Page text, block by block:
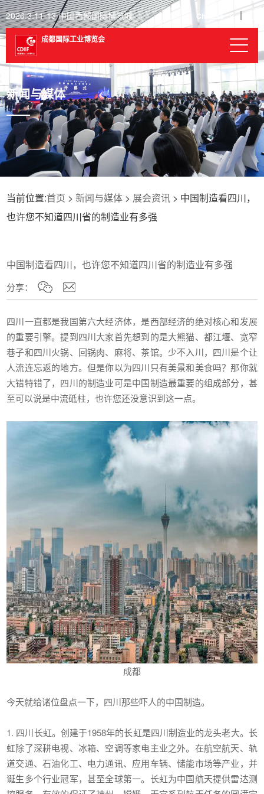
2026.3.11-13 中国西部国际博览城 Chinese
成都国际工业博览会
新闻与媒体
当前位置:首页 >新闻与媒体 > 展会资讯 > 中国制造看四川，
也许您不知道四川省的制造业有多强
中国制造看四川，也许您不知道四川省的制造业有多强
分享：
四川一直都是我国第六大经济体，是西部经济的绝对核心和发展
的重要引擎。提到四川大家首先想到的是大熊猫、都江堰、宽窄
巷子和四川火锅、回锅肉、麻将、茶馆。少不入川，四川是个让
人流连忘返的地方。但是你以为四川只有美景和美食吗？那你就
大错特错了，四川的制造业可是中国制造最重要的组成部分，甚
至可以说是中流砥柱，也许您还没意识到这一点。
成都
今天就给诸位盘点一下，四川那些吓人的中国制造。
1. 四川长虹。创建于1958年的长虹是四川制造业的龙头老大。长
虹除了深耕电视、冰箱、空调等家电主业之外。在航空航天、轨
道交通、石油化工、电力通讯、应用车辆、储能市场等产业，并
诞生多个行业冠军，甚至全球第一。长虹为中国航天提供雷达测